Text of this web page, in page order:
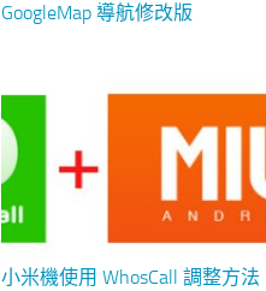
GoogleMap 導航修改版
小米機使用 WhosCall 調整方法